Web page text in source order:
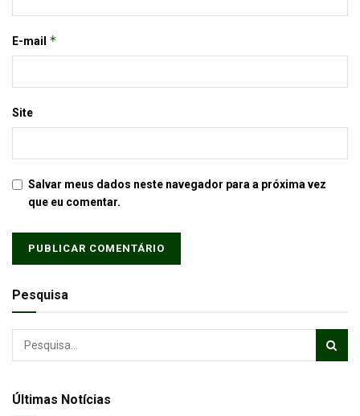
E-mail *
Site
Salvar meus dados neste navegador para a próxima vez
que eu comentar.
Pesquisa
Últimas Notícias